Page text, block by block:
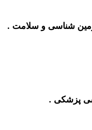
شناسی و سلامت .
پزشکی .